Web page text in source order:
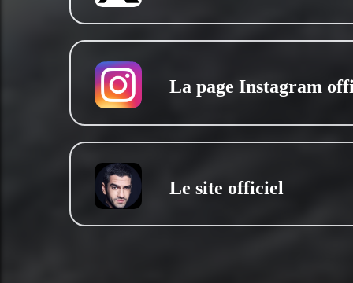
La page Instagram
Le site officiel